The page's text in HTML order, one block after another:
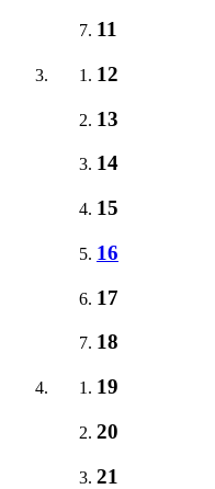
11
12
13
14
15
16
17
18
19
20
21